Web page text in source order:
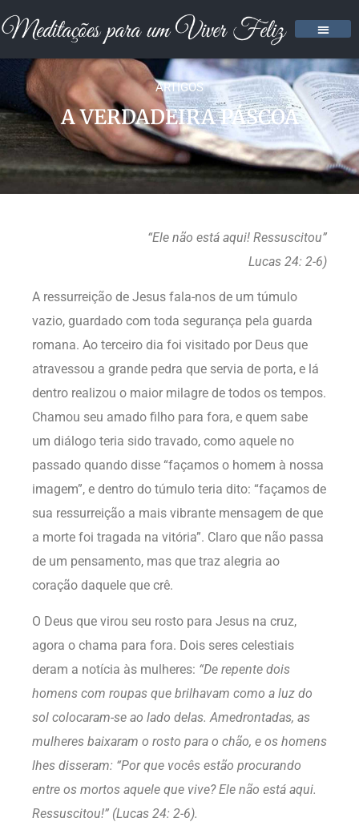
ARTIGOS
A VERDADEIRA PÁSCOA
“Ele não está aqui! Ressuscitou”
Lucas 24: 2-6)
A ressurreição de Jesus fala-nos de um túmulo
vazio, guardado com toda segurança pela guarda
romana. Ao terceiro dia foi visitado por Deus que
atravessou a grande pedra que servia de porta, e lá
dentro realizou o maior milagre de todos os tempos.
Chamou seu amado filho para fora, e quem sabe
um diálogo teria sido travado, como aquele no
passado quando disse “façamos o homem à nossa
imagem”, e dentro do túmulo teria dito: “façamos de
sua ressurreição a mais vibrante mensagem de que
a morte foi tragada na vitória”. Claro que não passa
de um pensamento, mas que traz alegria ao
coração daquele que crê.
O Deus que virou seu rosto para Jesus na cruz,
agora o chama para fora. Dois seres celestiais
deram a notícia às mulheres: “De repente dois
homens com roupas que brilhavam como a luz do
sol colocaram-se ao lado delas. Amedrontadas, as
mulheres baixaram o rosto para o chão, e os homens
lhes disseram: “Por que vocês estão procurando
entre os mortos aquele que vive? Ele não está aqui.
Ressuscitou!” (Lucas 24: 2-6).